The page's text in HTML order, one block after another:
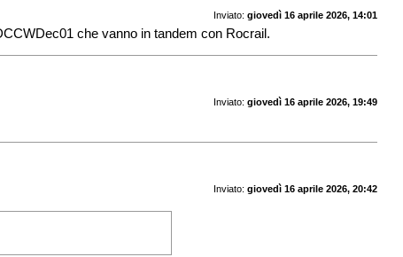
Inviato: giovedì 16 aprile 2026, 14:01
che vanno in tandem con Rocrail.
Inviato: giovedì 16 aprile 2026, 19:49
Inviato: giovedì 16 aprile 2026, 20:42